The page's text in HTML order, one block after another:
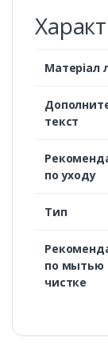
Матеріал
текст
по уходу
Тип
по мытью
чистке